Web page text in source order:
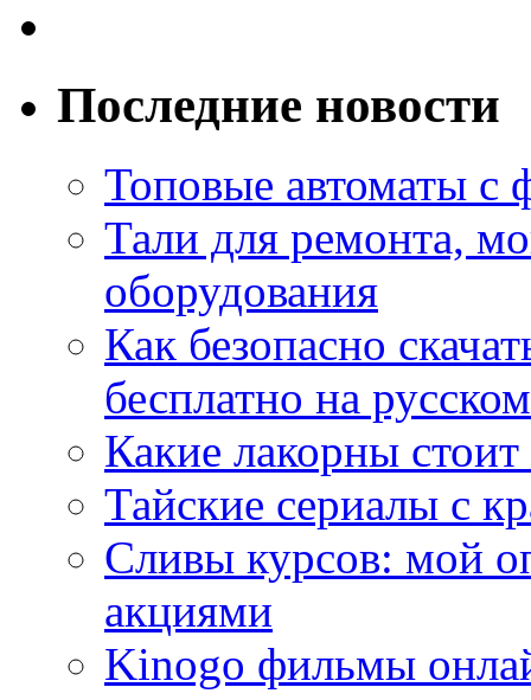
Последние новости
Топовые автоматы с
Тали для ремонта,
оборудования
Как безопасно
бесплатно на
Какие лакорны
Тайские сериалы с
Сливы курсов: мой
акциями
Kinogo фильмы